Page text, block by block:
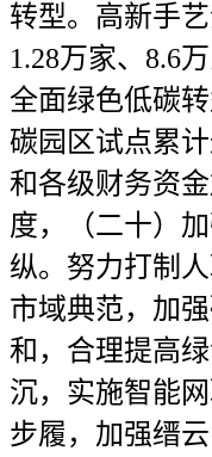
转型。高新手
1.28万家、8.6
全面绿色低碳
碳园区试点累
和各级财务资
度，（二十）
纵。努力打制
市域典范，加
和，合理提高
沉，实施智能
步履，加强缙